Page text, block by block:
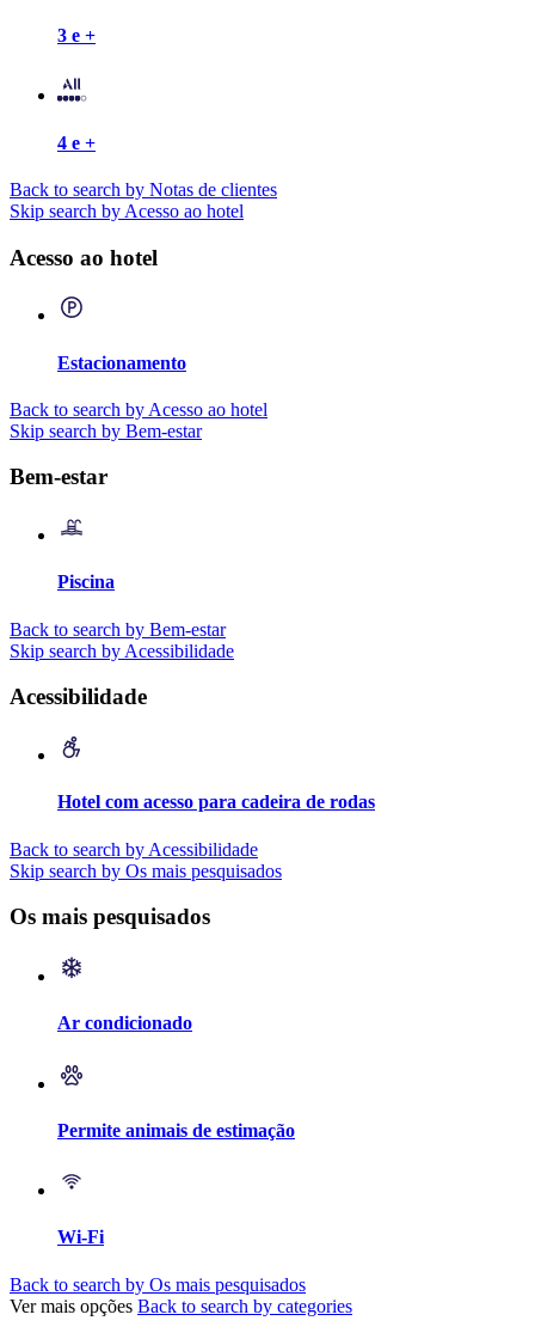
3 e +
4 e +
Back to search by Notas de clientes
Skip search by Acesso ao hotel
Acesso ao hotel
Estacionamento
Back to search by Acesso ao hotel
Skip search by Bem-estar
Bem-estar
Piscina
Back to search by Bem-estar
Skip search by Acessibilidade
Acessibilidade
Hotel com acesso para cadeira de rodas
Back to search by Acessibilidade
Skip search by Os mais pesquisados
Os mais pesquisados
Ar condicionado
Permite animais de estimação
Wi-Fi
Back to search by Os mais pesquisados
Ver mais opções Back to search by categories